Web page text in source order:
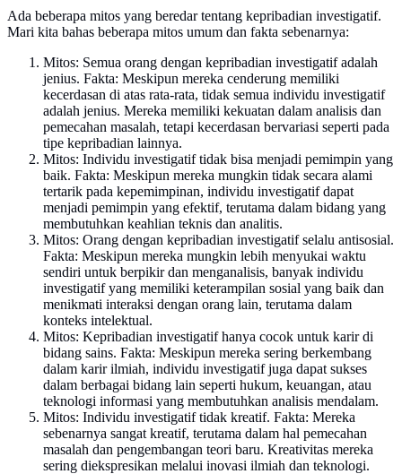
Ada beberapa mitos yang beredar tentang kepribadian investigatif.
Mari kita bahas beberapa mitos umum dan fakta sebenarnya:
Mitos: Semua orang dengan kepribadian investigatif adalah
jenius. Fakta: Meskipun mereka cenderung memiliki
kecerdasan di atas rata-rata, tidak semua individu investigatif
adalah jenius. Mereka memiliki kekuatan dalam analisis dan
pemecahan masalah, tetapi kecerdasan bervariasi seperti pada
tipe kepribadian lainnya.
Mitos: Individu investigatif tidak bisa menjadi pemimpin yang
baik. Fakta: Meskipun mereka mungkin tidak secara alami
tertarik pada kepemimpinan, individu investigatif dapat
menjadi pemimpin yang efektif, terutama dalam bidang yang
membutuhkan keahlian teknis dan analitis.
Mitos: Orang dengan kepribadian investigatif selalu antisosial.
Fakta: Meskipun mereka mungkin lebih menyukai waktu
sendiri untuk berpikir dan menganalisis, banyak individu
investigatif yang memiliki keterampilan sosial yang baik dan
menikmati interaksi dengan orang lain, terutama dalam
konteks intelektual.
Mitos: Kepribadian investigatif hanya cocok untuk karir di
bidang sains. Fakta: Meskipun mereka sering berkembang
dalam karir ilmiah, individu investigatif juga dapat sukses
dalam berbagai bidang lain seperti hukum, keuangan, atau
teknologi informasi yang membutuhkan analisis mendalam.
Mitos: Individu investigatif tidak kreatif. Fakta: Mereka
sebenarnya sangat kreatif, terutama dalam hal pemecahan
masalah dan pengembangan teori baru. Kreativitas mereka
sering diekspresikan melalui inovasi ilmiah dan teknologi.